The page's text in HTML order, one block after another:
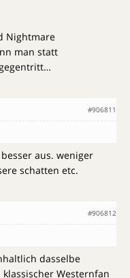
Nightmare
man statt
#906811
aus. weniger
schatten etc.
#906812
dasselbe
Westernfan